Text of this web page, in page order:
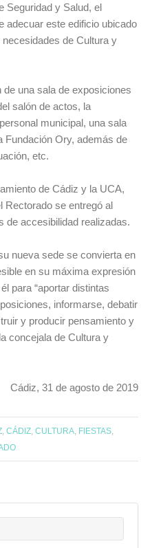
Seguridad y Salud, el
adecuar este edificio ubicado
de Cultura y
una sala de exposiciones
salón de actos, la
municipal, una sala
Fundación Ory, además de
etc.
de Cádiz y la UCA,
Rectorado se entregó al
de accesibilidad realizadas.
nueva sede se convierta en
en su máxima expresión
para “aportar distintas
informarse, debatir
y producir pensamiento y
concejala de Cultura y
Cádiz, 31 de agosto de 2019
,CÁDIZ ,CULTURA FIESTAS